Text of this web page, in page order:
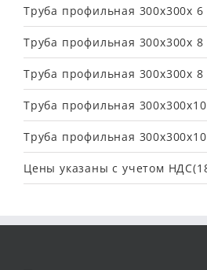
Труба профильная 300х300х
Труба профильная 300х300х
Труба профильная 300х300х
Труба профильная
Труба профильная
Цены указаны с учетом